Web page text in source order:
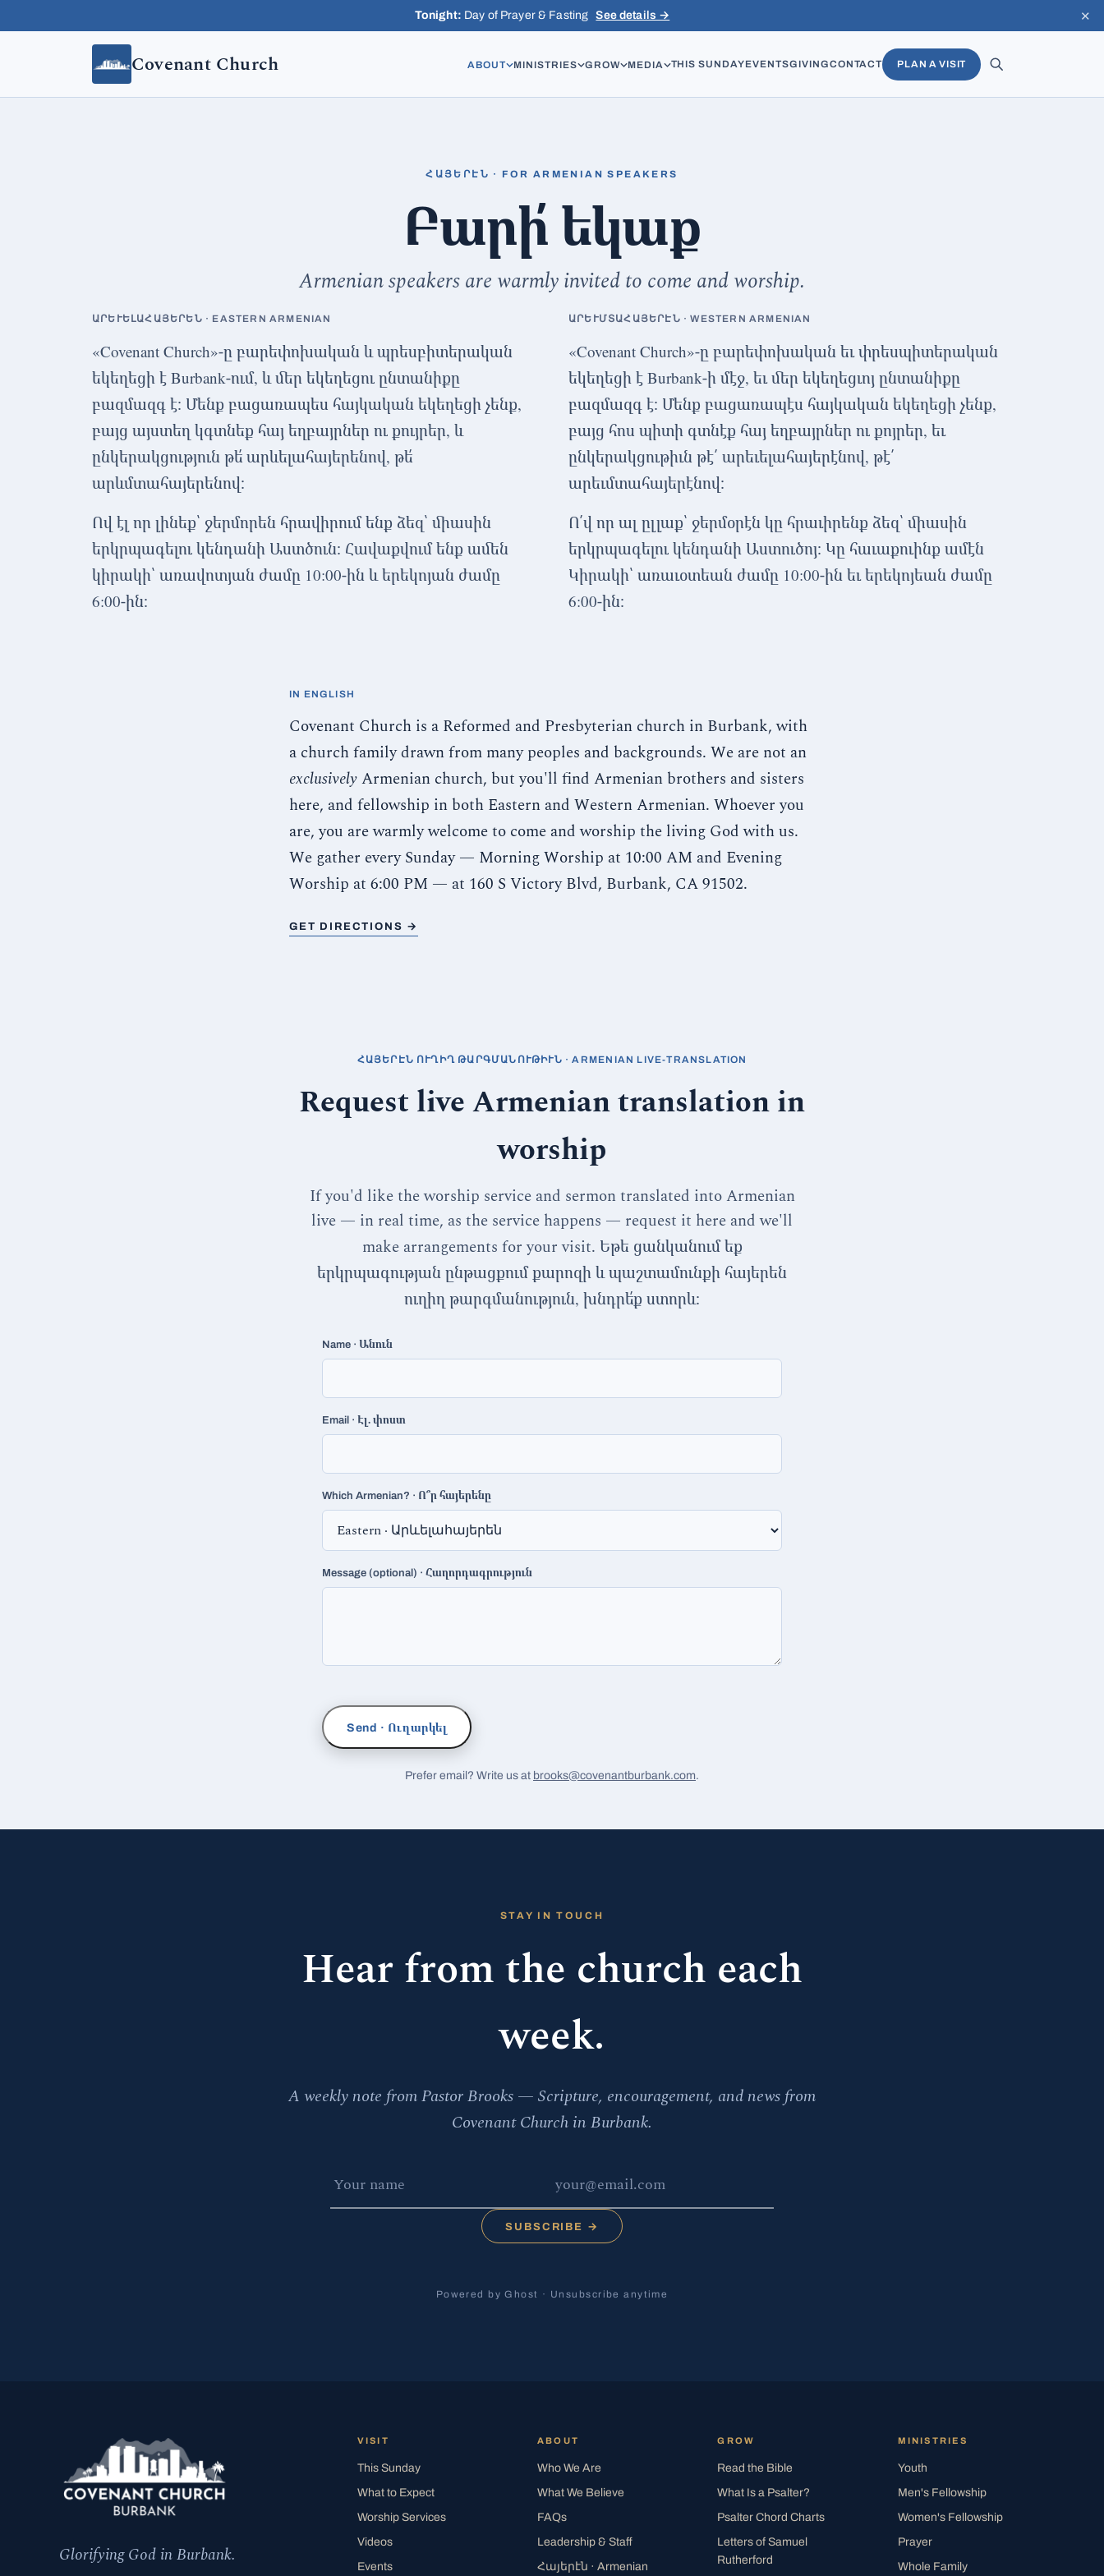
Tonight: Day of Prayer & Fasting See details → ✕
Covenant Church ABOUT MINISTRIES GROW MEDIA THIS SUNDAYEVENTSGIVINGCONTACT PLAN A VISIT
ՀԱՅԵՐԷՆ · FOR ARMENIAN SPEAKERS
Բարի՛ եկաք
Armenian speakers are warmly invited to come and worship.
ԱՐԵՒԵԼԱՀԱՅԵՐԵՆ · EASTERN ARMENIAN
«Covenant Church»-ը բարեփոխական և պրեսբիտերական
եկեղեցի է Burbank-ում, և մեր եկեղեցու ընտանիքը
բազմազգ է։ Մենք բացառապես հայկական եկեղեցի չենք,
բայց այստեղ կգտնեք հայ եղբայրներ ու քույրեր, և
ընկերակցություն թե՛ արևելահայերենով, թե՛
արևմտահայերենով։
Ով էլ որ լինեք՝ ջերմորեն հրավիրում ենք ձեզ՝ միասին
երկրպագելու կենդանի Աստծուն։ Հավաքվում ենք ամեն
կիրակի՝ առավոտյան ժամը 10:00-ին և երեկոյան ժամը
6:00-ին։
ԱՐԵՒՄՏԱՀԱՅԵՐԷՆ · WESTERN ARMENIAN
«Covenant Church»-ը բարեփոխական եւ փրեսպիտերական
եկեղեցի է Burbank-ի մէջ, եւ մեր եկեղեցւոյ ընտանիքը
բազմազգ է։ Մենք բացառապէս հայկական եկեղեցի չենք,
բայց հոս պիտի գտնէք հայ եղբայրներ ու քոյրեր, եւ
ընկերակցութիւն թէ՛ արեւելահայերէնով, թէ՛
արեւմտահայերէնով։
Ո՛վ որ ալ ըլլաք՝ ջերմօրէն կը հրաւիրենք ձեզ՝ միասին
երկրպագելու կենդանի Աստուծոյ։ Կը հաւաքուինք ամէն
Կիրակի՝ առաւօտեան ժամը 10:00-ին եւ երեկոյեան ժամը
6:00-ին։
IN ENGLISH
Covenant Church is a Reformed and Presbyterian church in Burbank, with
a church family drawn from many peoples and backgrounds. We are not an
exclusivelyArmenian church, but you'll find Armenian brothers and sisters
here, and fellowship in both Eastern and Western Armenian. Whoever you
are, you are warmly welcome to come and worship the living God with us.
We gather every Sunday — Morning Worship at 10:00 AM and Evening
Worship at 6:00 PM — at 160 S Victory Blvd, Burbank, CA 91502.
GET DIRECTIONS →
ՀԱՅԵՐԷՆ ՈՒՂԻՂ ԹԱՐԳՄԱՆՈՒԹԻՒՆ · ARMENIAN LIVE-TRANSLATION
Request live Armenian translation in
worship
If you'd like the worship service and sermon translated into Armenian
live — in real time, as the service happens — request it here and we'll
make arrangements for your visit. Եթե ցանկանում եք
երկրպագության ընթացքում քարոզի և պաշտամունքի հայերեն
ուղիղ թարգմանություն, խնդրե՛ք ստորև։
Name · Անուն
Email · Էլ. փոստ
Which Armenian? · Ո՞ր հայերենը
Message (optional) · Հաղորդագրություն
Send · Ուղարկել
Prefer email? Write us at brooks@covenantburbank.com.
STAY IN TOUCH
Hear from the church each
week.
A weekly note from Pastor Brooks — Scripture, encouragement, and news from
Covenant Church in Burbank.
SUBSCRIBE →
Powered by Ghost · Unsubscribe anytime
Glorifying God in Burbank.
VISIT
This Sunday
What to Expect
Worship Services
Videos
Events
ABOUT
Who We Are
What We Believe
FAQs
Leadership & Staff
Հայերէն · Armenian
GROW
Read the Bible
What Is a Psalter?
Psalter Chord Charts
Letters of Samuel
Rutherford
MINISTRIES
Youth
Men's Fellowship
Women's Fellowship
Prayer
Whole Family